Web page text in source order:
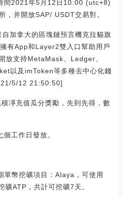
間2021年5月12日10:00 (utc+8)
，并開放SAP/ USDT交易對。
加拿大的區塊鏈預言機克拉貓旗
有App和Layer2雙入口幫助用戶
放支持MetaMask、Ledger、
以及imToken等多種去中心化錢
5/12 21:50:50]
凈充值瓜分獎勵，先到先得，數
工作日發放。
單幣挖礦項目：Alaya，可使用
ATP，共計可挖礦7天。